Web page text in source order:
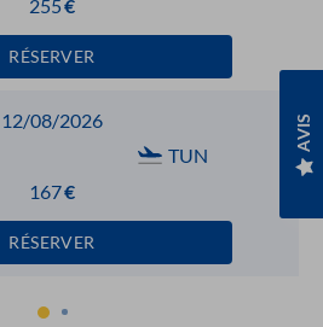
AVIS
255€
RÉSERVER
12/08/2026
TUN
167€
RÉSERVER
1 2